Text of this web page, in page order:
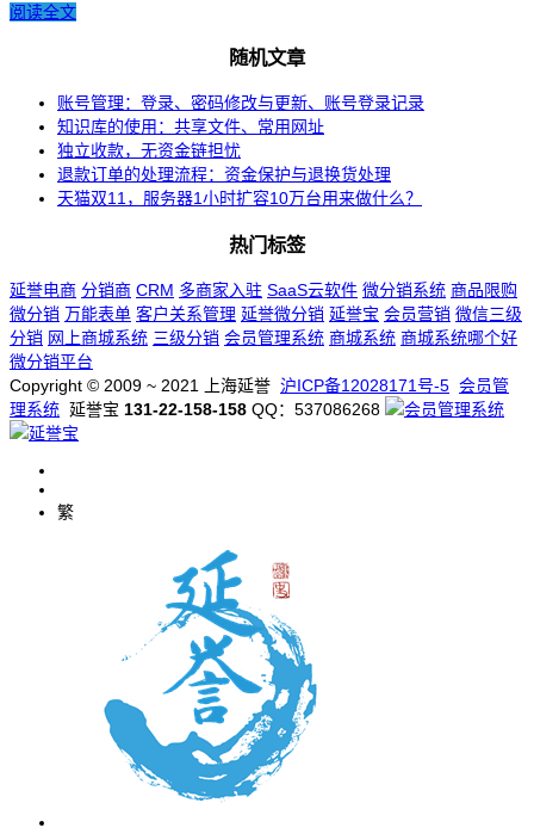
阅读全文
随机文章
账号管理：登录、密码修改与更新、账号登录记录
知识库的使用：共享文件、常用网址
独立收款，无资金链担忧
退款订单的处理流程：资金保护与退换货处理
天猫双11，服务器1小时扩容10万台用来做什么？
热门标签
延誉电商 分销商 CRM 多商家入驻 SaaS云软件 微分销系统 商品限购
微分销 万能表单 客户关系管理 延誉微分销 延誉宝 会员营销 微信三级
分销 网上商城系统 三级分销 会员管理系统 商城系统 商城系统哪个好
微分销平台
Copyright © 2009 ~ 2021 上海延誉 沪ICP备12028171号-5 会员管
理系统 延誉宝 131-22-158-158 QQ：537086268
繁